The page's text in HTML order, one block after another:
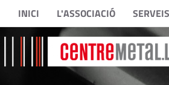
INICI L'ASSOCIACIÓ SERVEIS